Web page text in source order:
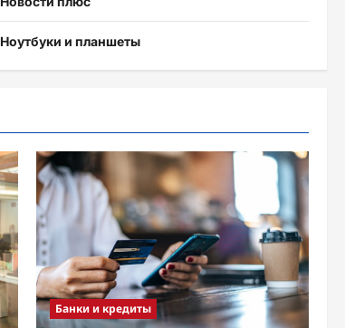
Ноутбуки и планшеты
Банки и кредиты